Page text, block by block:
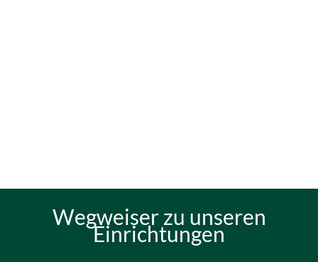
Wegweiser zu unseren
Einrichtungen